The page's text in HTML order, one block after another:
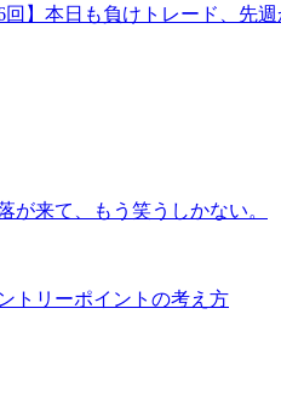
回】本日も負けトレード、
が来て、もう笑うしかない。
トリーポイントの考え方